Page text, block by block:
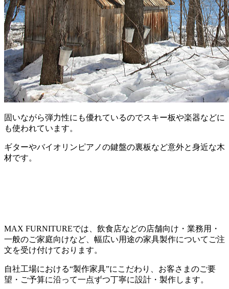
固いながら弾力性にも優れているのでスキー板や楽器などに
も使われています。
ギターやバイオリンピアノの鍵盤の裏板など意外と身近な木
材です。
MAX FURNITUREでは、飲食店などの店舗向け・業務用・
一般のご家庭向けなど、幅広い用途の家具製作についてご注
文を受け付けております。
自社工場における“製作家具”にこだわり、お客さまのご要
望・ご予算に沿って一点ずつ丁寧に設計・製作します。